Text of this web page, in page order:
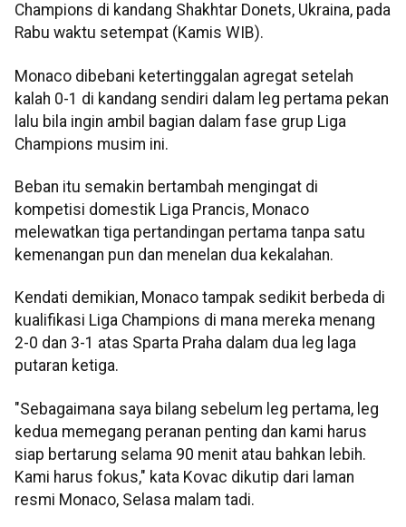
Champions di kandang Shakhtar Donets, Ukraina, pada
Rabu waktu setempat (Kamis WIB).
Monaco dibebani ketertinggalan agregat setelah
kalah 0-1 di kandang sendiri dalam leg pertama pekan
lalu bila ingin ambil bagian dalam fase grup Liga
Champions musim ini.
Beban itu semakin bertambah mengingat di
kompetisi domestik Liga Prancis, Monaco
melewatkan tiga pertandingan pertama tanpa satu
kemenangan pun dan menelan dua kekalahan.
Kendati demikian, Monaco tampak sedikit berbeda di
kualifikasi Liga Champions di mana mereka menang
2-0 dan 3-1 atas Sparta Praha dalam dua leg laga
putaran ketiga.
"Sebagaimana saya bilang sebelum leg pertama, leg
kedua memegang peranan penting dan kami harus
siap bertarung selama 90 menit atau bahkan lebih.
Kami harus fokus," kata Kovac dikutip dari laman
resmi Monaco, Selasa malam tadi.